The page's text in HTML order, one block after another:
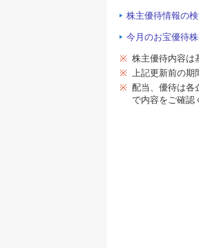
株主優待情報の
今月のお宝優待
※ 株主優待内容は
※ 上記更新前の期
※ 配当、優待は各
で内容をご確認